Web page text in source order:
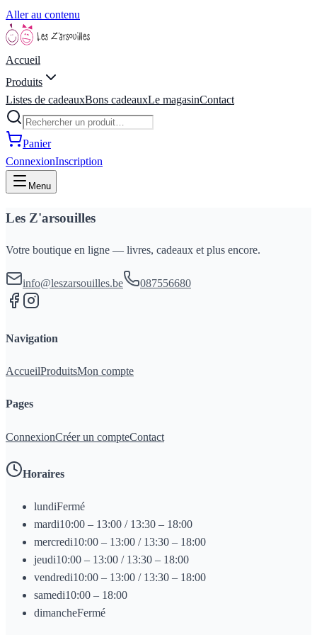
Aller au contenu
Accueil
Produits
Listes de cadeauxBons cadeauxLe magasinContact
Panier
ConnexionInscription
Menu
Les Z'arsouilles
Votre boutique en ligne — livres, cadeaux et plus encore.
info@leszarsouilles.be 087556680
Navigation
AccueilProduitsMon compte
Pages
ConnexionCréer un compteContact
Horaires
lundiFermé
mardi10:00 – 13:00 / 13:30 – 18:00
mercredi10:00 – 13:00 / 13:30 – 18:00
jeudi10:00 – 13:00 / 13:30 – 18:00
vendredi10:00 – 13:00 / 13:30 – 18:00
samedi10:00 – 18:00
dimancheFermé